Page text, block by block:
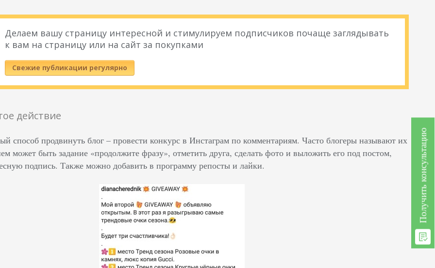
Делаем вашу страницу интересной и стимулируем подписчиков почаще заглядывать
к вам на страницу или на сайт за покупками
Свежие публикации регулярно
действие
способ продвинуть блог – провести конкурс в Инстаграм по комментариям. Часто блогеры называют их
может быть задание «продолжите фразу», отметить друга, сделать фото и выложить его под постом,
подпись. Также можно добавить в программу репосты и лайки.
Получить консультацию